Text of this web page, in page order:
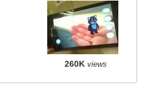
260K views